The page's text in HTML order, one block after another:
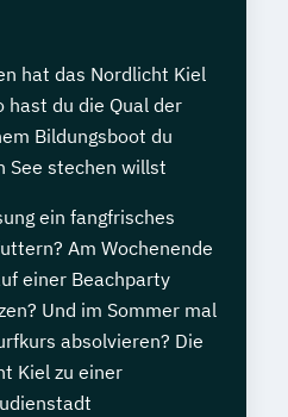
hat das Nordlicht Kiel
hast du die Qual der
Bildungsboot du
See stechen willst
ein fangfrisches
Am Wochenende
einer Beachparty
Und im Sommer mal
absolvieren? Die
Kiel zu einer